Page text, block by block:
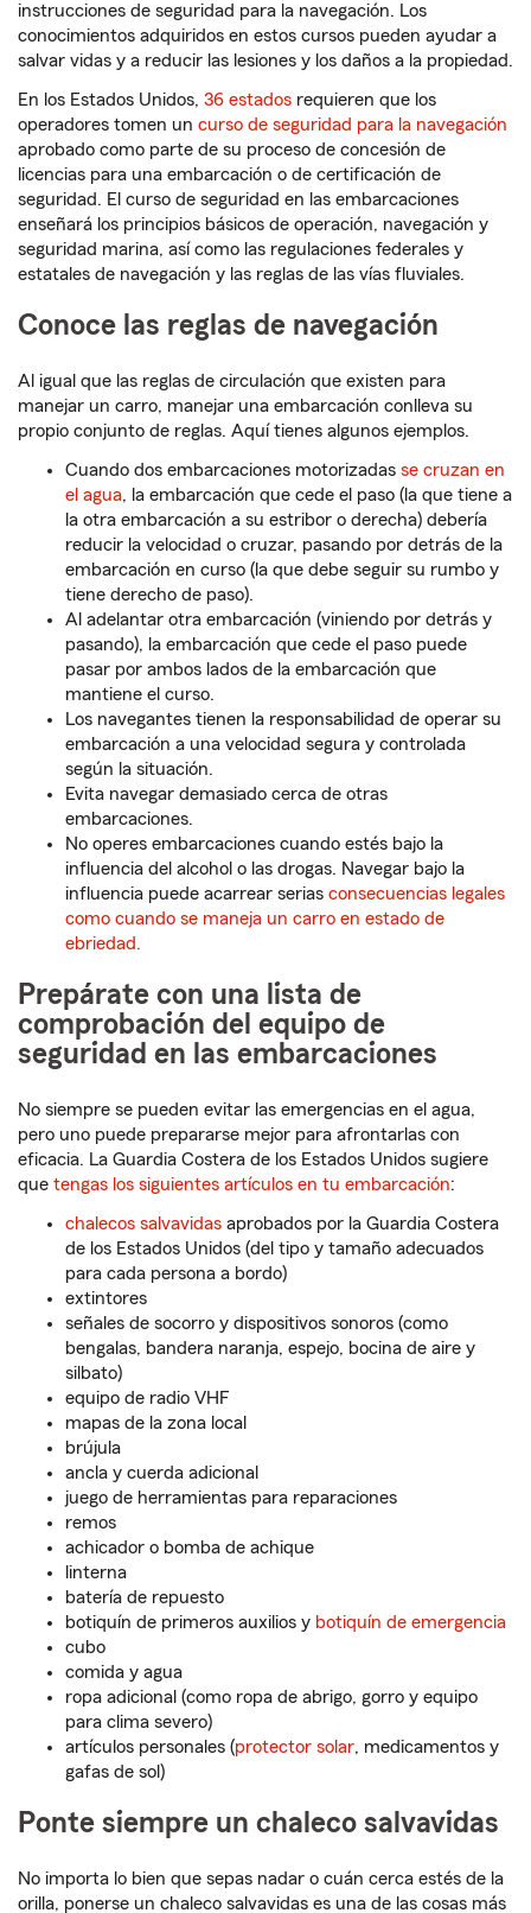
instrucciones de seguridad para la navegación. Los
conocimientos adquiridos en estos cursos pueden ayudar a
salvar vidas y a reducir las lesiones y los daños a la propiedad.
En los Estados Unidos, 36 estados requieren que los
operadores tomen un curso de seguridad para la navegación
aprobado como parte de su proceso de concesión de
licencias para una embarcación o de certificación de
seguridad. El curso de seguridad en las embarcaciones
enseñará los principios básicos de operación, navegación y
seguridad marina, así como las regulaciones federales y
estatales de navegación y las reglas de las vías fluviales.
Conoce las reglas de navegación
Al igual que las reglas de circulación que existen para
manejar un carro, manejar una embarcación conlleva su
propio conjunto de reglas. Aquí tienes algunos ejemplos.
Cuando dos embarcaciones motorizadas se cruzan en
el agua, la embarcación que cede el paso (la que tiene a
la otra embarcación a su estribor o derecha) debería
reducir la velocidad o cruzar, pasando por detrás de la
embarcación en curso (la que debe seguir su rumbo y
tiene derecho de paso).
Al adelantar otra embarcación (viniendo por detrás y
pasando), la embarcación que cede el paso puede
pasar por ambos lados de la embarcación que
mantiene el curso.
Los navegantes tienen la responsabilidad de operar su
embarcación a una velocidad segura y controlada
según la situación.
Evita navegar demasiado cerca de otras
embarcaciones.
No operes embarcaciones cuando estés bajo la
influencia del alcohol o las drogas. Navegar bajo la
influencia puede acarrear serias consecuencias legales
como cuando se maneja un carro en estado de
ebriedad.
Prepárate con una lista de
comprobación del equipo de
seguridad en las embarcaciones
No siempre se pueden evitar las emergencias en el agua,
pero uno puede prepararse mejor para afrontarlas con
eficacia. La Guardia Costera de los Estados Unidos sugiere
que tengas los siguientes artículos en tu embarcación:
chalecos salvavidas aprobados por la Guardia Costera
de los Estados Unidos (del tipo y tamaño adecuados
para cada persona a bordo)
extintores
señales de socorro y dispositivos sonoros (como
bengalas, bandera naranja, espejo, bocina de aire y
silbato)
equipo de radio VHF
mapas de la zona local
brújula
ancla y cuerda adicional
juego de herramientas para reparaciones
remos
achicador o bomba de achique
linterna
batería de repuesto
botiquín de primeros auxilios y botiquín de emergencia
cubo
comida y agua
ropa adicional (como ropa de abrigo, gorro y equipo
para clima severo)
artículos personales (protector solar, medicamentos y
gafas de sol)
Ponte siempre un chaleco salvavidas
No importa lo bien que sepas nadar o cuán cerca estés de la
orilla, ponerse un chaleco salvavidas es una de las cosas más